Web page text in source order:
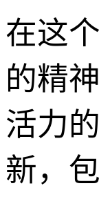
在这
的精
活力
新，